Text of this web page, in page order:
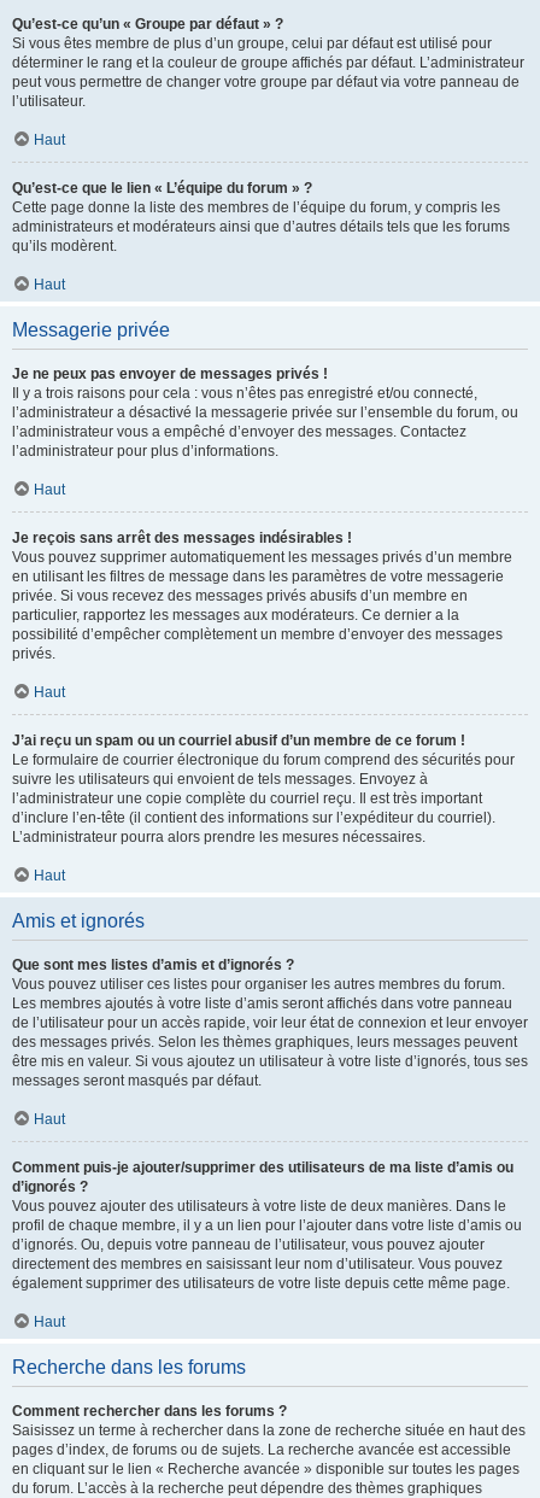
Qu’est-ce qu’un « Groupe par défaut » ?
Si vous êtes membre de plus d’un groupe, celui par défaut est utilisé pour
déterminer le rang et la couleur de groupe affichés par défaut. L’administrateur
peut vous permettre de changer votre groupe par défaut via votre panneau de
l’utilisateur.
Haut
Qu’est-ce que le lien « L’équipe du forum » ?
Cette page donne la liste des membres de l’équipe du forum, y compris les
administrateurs et modérateurs ainsi que d’autres détails tels que les forums
qu’ils modèrent.
Haut
Messagerie privée
Je ne peux pas envoyer de messages privés !
Il y a trois raisons pour cela : vous n’êtes pas enregistré et/ou connecté,
l’administrateur a désactivé la messagerie privée sur l’ensemble du forum, ou
l’administrateur vous a empêché d’envoyer des messages. Contactez
l’administrateur pour plus d’informations.
Haut
Je reçois sans arrêt des messages indésirables !
Vous pouvez supprimer automatiquement les messages privés d’un membre
en utilisant les filtres de message dans les paramètres de votre messagerie
privée. Si vous recevez des messages privés abusifs d’un membre en
particulier, rapportez les messages aux modérateurs. Ce dernier a la
possibilité d’empêcher complètement un membre d’envoyer des messages
privés.
Haut
J’ai reçu un spam ou un courriel abusif d’un membre de ce forum !
Le formulaire de courrier électronique du forum comprend des sécurités pour
suivre les utilisateurs qui envoient de tels messages. Envoyez à
l’administrateur une copie complète du courriel reçu. Il est très important
d’inclure l’en-tête (il contient des informations sur l’expéditeur du courriel).
L’administrateur pourra alors prendre les mesures nécessaires.
Haut
Amis et ignorés
Que sont mes listes d’amis et d’ignorés ?
Vous pouvez utiliser ces listes pour organiser les autres membres du forum.
Les membres ajoutés à votre liste d’amis seront affichés dans votre panneau
de l’utilisateur pour un accès rapide, voir leur état de connexion et leur envoyer
des messages privés. Selon les thèmes graphiques, leurs messages peuvent
être mis en valeur. Si vous ajoutez un utilisateur à votre liste d’ignorés, tous ses
messages seront masqués par défaut.
Haut
Comment puis-je ajouter/supprimer des utilisateurs de ma liste d’amis ou
d’ignorés ?
Vous pouvez ajouter des utilisateurs à votre liste de deux manières. Dans le
profil de chaque membre, il y a un lien pour l’ajouter dans votre liste d’amis ou
d’ignorés. Ou, depuis votre panneau de l’utilisateur, vous pouvez ajouter
directement des membres en saisissant leur nom d’utilisateur. Vous pouvez
également supprimer des utilisateurs de votre liste depuis cette même page.
Haut
Recherche dans les forums
Comment rechercher dans les forums ?
Saisissez un terme à rechercher dans la zone de recherche située en haut des
pages d’index, de forums ou de sujets. La recherche avancée est accessible
en cliquant sur le lien « Recherche avancée » disponible sur toutes les pages
du forum. L’accès à la recherche peut dépendre des thèmes graphiques